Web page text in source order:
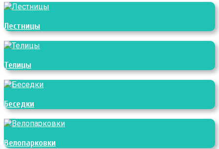
Лестницы
Телицы
Беседки
Велопарковки